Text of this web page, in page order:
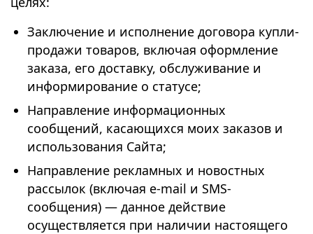
Заключение и исполнение договора купли-
продажи товаров, включая оформление
заказа, его доставку, обслуживание и
информирование о статусе;
Направление информационных
сообщений, касающихся моих заказов и
использования Сайта;
Направление рекламных и новостных
рассылок (включая e-mail и SMS-
сообщения) — данное действие
осуществляется при наличии настоящего